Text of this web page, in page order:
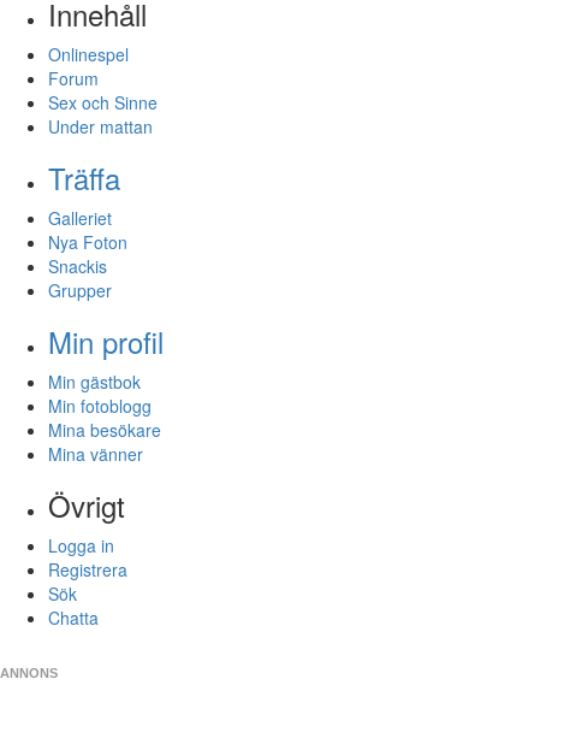
Innehåll
Onlinespel
Forum
Sex och Sinne
Under mattan
Träffa
Galleriet
Nya Foton
Snackis
Grupper
Min profil
Min gästbok
Min fotoblogg
Mina besökare
Mina vänner
Övrigt
Logga in
Registrera
Sök
Chatta
ANNONS